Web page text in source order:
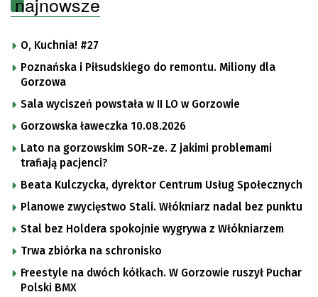
O, Kuchnia! #27
Poznańska i Piłsudskiego do remontu. Miliony dla
Gorzowa
Sala wyciszeń powstała w II LO w Gorzowie
Gorzowska ławeczka 10.08.2026
Lato na gorzowskim SOR-ze. Z jakimi problemami
trafiają pacjenci?
Beata Kulczycka, dyrektor Centrum Usług Społecznych
Planowe zwycięstwo Stali. Włókniarz nadal bez punktu
Stal bez Holdera spokojnie wygrywa z Włókniarzem
Trwa zbiórka na schronisko
Freestyle na dwóch kółkach. W Gorzowie ruszył Puchar
Polski BMX